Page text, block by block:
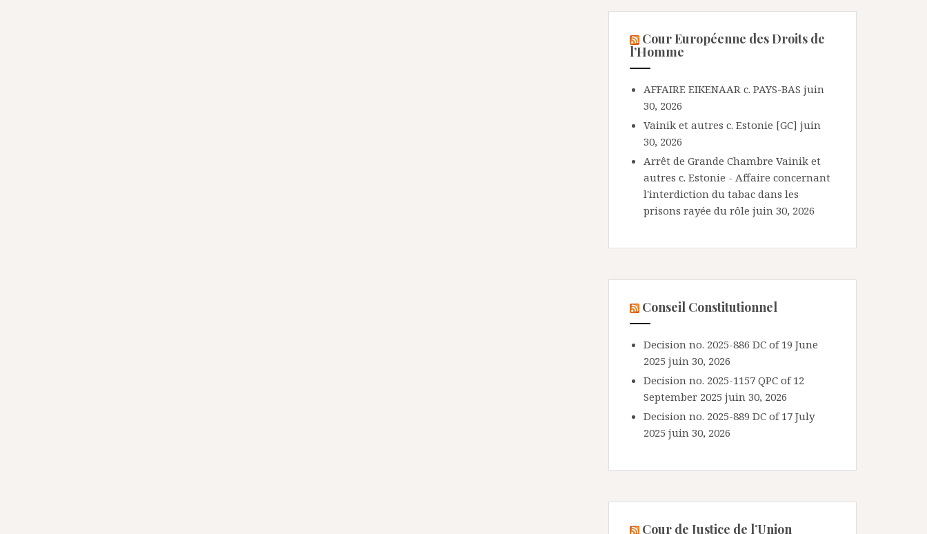
Cour Européenne des Droits de
l’Homme
AFFAIRE EIKENAAR c. PAYS-BAS juin
30, 2026
Vainik et autres c. Estonie [GC] juin
30, 2026
Arrêt de Grande Chambre Vainik et
autres c. Estonie - Affaire concernant
l'interdiction du tabac dans les
prisons rayée du rôle juin 30, 2026
Conseil Constitutionnel
Decision no. 2025-886 DC of 19 June
2025 juin 30, 2026
Decision no. 2025-1157 QPC of 12
September 2025 juin 30, 2026
Decision no. 2025-889 DC of 17 July
2025 juin 30, 2026
Cour de Justice de l’Union